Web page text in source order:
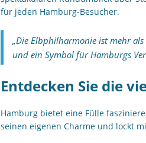
für jeden Hamburg-Besucher.
„Die Elbphilharmonie ist mehr
und ein Symbol für Hamburgs
Entdecken Sie die
Hamburg bietet eine Fülle
seinen eigenen Charme und lockt